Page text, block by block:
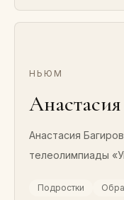
НЬЮМ
Анастасия
телеолимпиады
Подростки